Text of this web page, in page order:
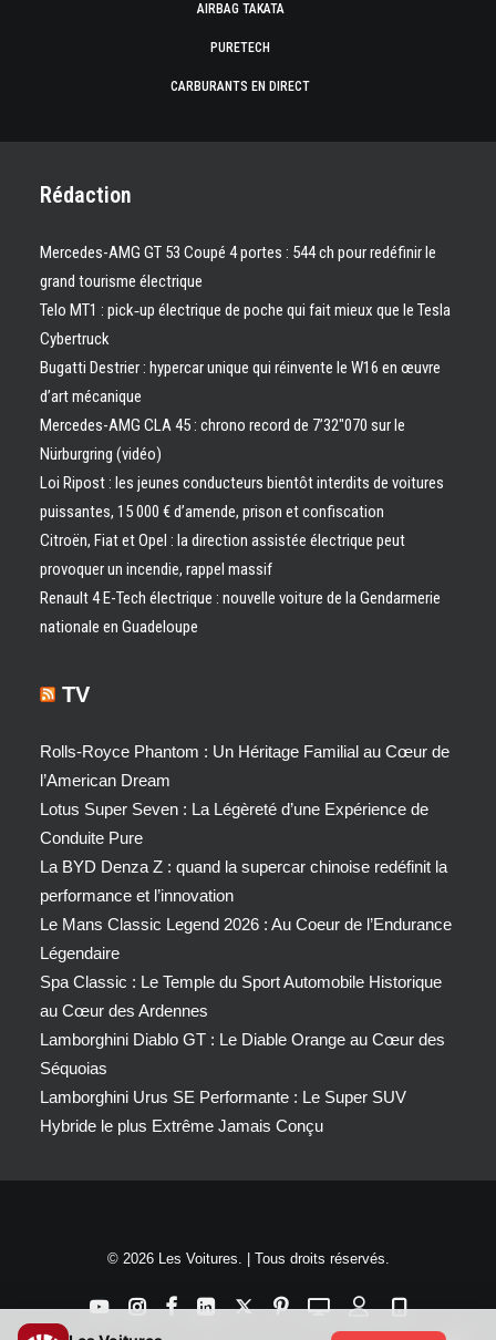
AIRBAG TAKATA
PURETECH
CARBURANTS EN DIRECT
Rédaction
Mercedes-AMG GT 53 Coupé 4 portes : 544 ch pour redéfinir le
grand tourisme électrique
Telo MT1 : pick‑up électrique de poche qui fait mieux que le Tesla
Cybertruck
Bugatti Destrier : hypercar unique qui réinvente le W16 en œuvre
d’art mécanique
Mercedes-AMG CLA 45 : chrono record de 7’32″070 sur le
Nürburgring (vidéo)
Loi Ripost : les jeunes conducteurs bientôt interdits de voitures
puissantes, 15 000 € d’amende, prison et confiscation
Citroën, Fiat et Opel : la direction assistée électrique peut
provoquer un incendie, rappel massif
Renault 4 E-Tech électrique : nouvelle voiture de la Gendarmerie
nationale en Guadeloupe
TV
Rolls-Royce Phantom : Un Héritage Familial au Cœur de
l’American Dream
Lotus Super Seven : La Légèreté d’une Expérience de
Conduite Pure
La BYD Denza Z : quand la supercar chinoise redéfinit la
performance et l’innovation
Le Mans Classic Legend 2026 : Au Coeur de l’Endurance
Légendaire
Spa Classic : Le Temple du Sport Automobile Historique
au Cœur des Ardennes
Lamborghini Diablo GT : Le Diable Orange au Cœur des
Séquoias
Lamborghini Urus SE Performante : Le Super SUV
Hybride le plus Extrême Jamais Conçu
© 2026 Les Voitures. | Tous droits réservés.